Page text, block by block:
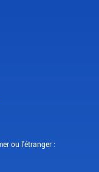
ou l'étranger :